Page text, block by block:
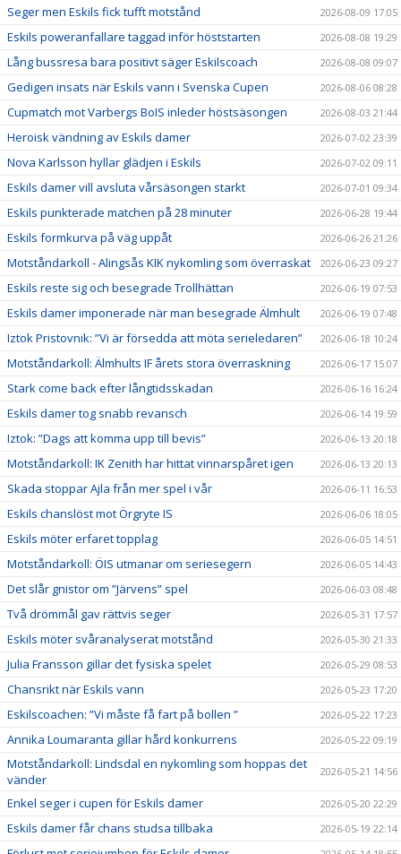
Seger men Eskils fick tufft motstånd 2026-08-09 17:05
Eskils poweranfallare taggad inför höststarten 2026-08-08 19:29
Lång bussresa bara positivt säger Eskilscoach 2026-08-08 09:07
Gedigen insats när Eskils vann i Svenska Cupen 2026-08-06 08:28
Cupmatch mot Varbergs BoIS inleder höstsäsongen 2026-08-03 21:44
Heroisk vändning av Eskils damer 2026-07-02 23:39
Nova Karlsson hyllar glädjen i Eskils 2026-07-02 09:11
Eskils damer vill avsluta vårsäsongen starkt 2026-07-01 09:34
Eskils punkterade matchen på 28 minuter 2026-06-28 19:44
Eskils formkurva på väg uppåt 2026-06-26 21:26
Motståndarkoll - Alingsås KIK nykomling som överraskat 2026-06-23 09:27
Eskils reste sig och besegrade Trollhättan 2026-06-19 07:53
Eskils damer imponerade när man besegrade Älmhult 2026-06-19 07:48
Iztok Pristovnik: ”Vi är försedda att möta serieledaren” 2026-06-18 10:24
Motståndarkoll: Älmhults IF årets stora överraskning 2026-06-17 15:07
Stark come back efter långtidsskadan 2026-06-16 16:24
Eskils damer tog snabb revansch 2026-06-14 19:59
Iztok: ”Dags att komma upp till bevis” 2026-06-13 20:18
Motståndarkoll: IK Zenith har hittat vinnarspåret igen 2026-06-13 20:13
Skada stoppar Ajla från mer spel i vår 2026-06-11 16:53
Eskils chanslöst mot Örgryte IS 2026-06-06 18:05
Eskils möter erfaret topplag 2026-06-05 14:51
Motståndarkoll: ÖIS utmanar om seriesegern 2026-06-05 14:43
Det slår gnistor om ”Järvens” spel 2026-06-03 08:48
Två drömmål gav rättvis seger 2026-05-31 17:57
Eskils möter svåranalyserat motstånd 2026-05-30 21:33
Julia Fransson gillar det fysiska spelet 2026-05-29 08:53
Chansrikt när Eskils vann 2026-05-23 17:20
Eskilscoachen: ”Vi måste få fart på bollen ” 2026-05-22 17:23
Annika Loumaranta gillar hård konkurrens 2026-05-22 09:19
Motståndarkoll: Lindsdal en nykomling som hoppas det
vänder
2026-05-21 14:56
Enkel seger i cupen för Eskils damer 2026-05-20 22:29
Eskils damer får chans studsa tillbaka 2026-05-19 22:14